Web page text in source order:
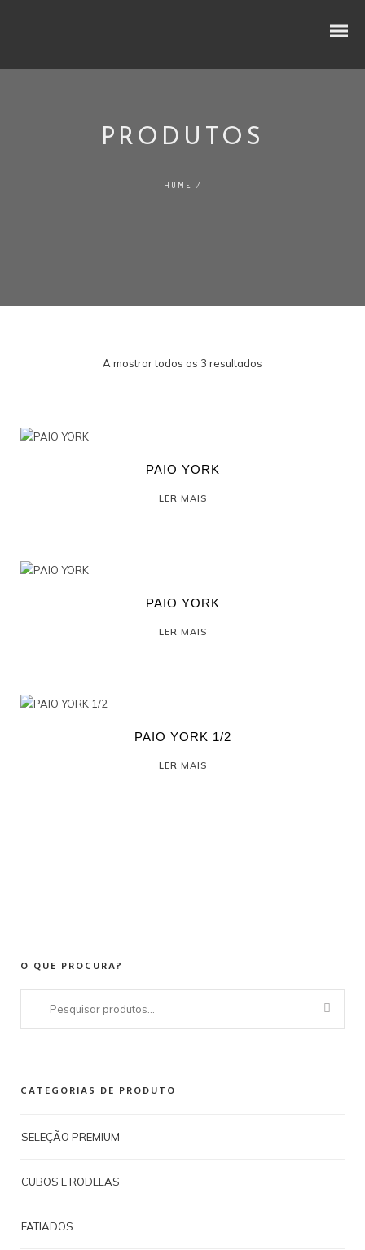
PRODUTOS
HOME /
A mostrar todos os 3 resultados
PAIO YORK
LER MAIS
PAIO YORK
LER MAIS
PAIO YORK 1/2
LER MAIS
O QUE PROCURA?
CATEGORIAS DE PRODUTO
SELEÇÃO PREMIUM
CUBOS E RODELAS
FATIADOS